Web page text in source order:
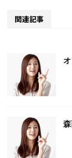
関連記事